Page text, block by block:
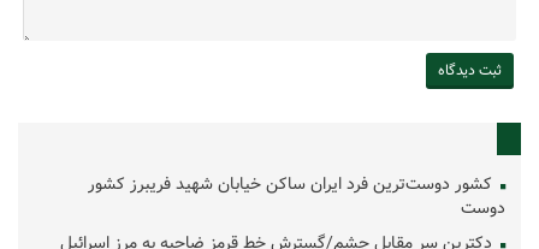
کشور دوست‌ترین فرد ایران ساکن خیابان شهید فریبرز کشور
دوست
دکترین سر مقابل چشم/گسترش خط قرمز ضاحیه به مرز اسرائیل